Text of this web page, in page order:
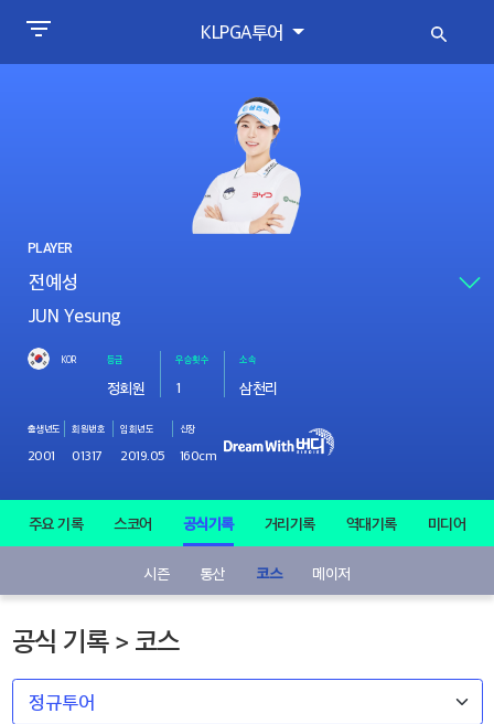
KLPGA투어
PLAYER
JUN Yesung
KOR 등급
정회원
우승횟수
1
소속
삼천리
출생년도
2001
회원번호
01317
입회년도
2019.05
신장
160cm
주요 기록 스코어 공식기록 거리기록 역대기록 미디어
시즌 통산 코스 메이저
공식 기록 > 코스